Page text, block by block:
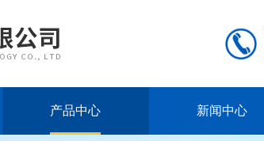
产品中心 新闻中心